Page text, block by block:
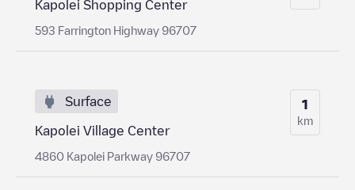
Kapolei Shopping Center
593 Farrington Highway 96707
Surface
Kapolei Village Center
4860 Kapolei Parkway 96707
1
km